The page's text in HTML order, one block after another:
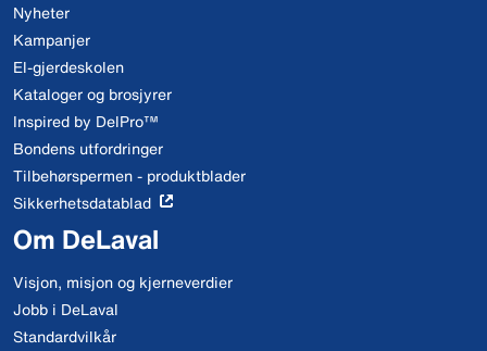
Nyheter
Kampanjer
El-gjerdeskolen
Kataloger og brosjyrer
Inspired by DelPro™
Bondens utfordringer
Tilbehørspermen - produktblader
Sikkerhetsdatablad
Om DeLaval
Visjon, misjon og kjerneverdier
Jobb i DeLaval
Standardvilkår